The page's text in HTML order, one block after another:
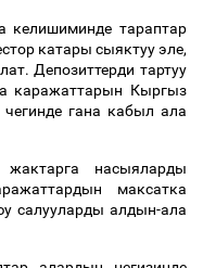
келишиминде тараптар
катары сыяктууэле,
. Депозиттерди тартуу
каражаттарын Кыргыз
чегинде гана кабыл ала
жактарга
насыяларды
максатка
салууларды алдын-ала